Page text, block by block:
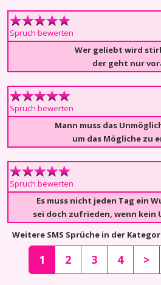
Spruch bewerten
Wer geliebt wird
der geht nur
Spruch bewerten
Mann muss das
um das Mögliche zu
Spruch bewerten
Es muss nicht jeden Tag ein
sei doch zufrieden, wenn kein
Weitere SMS Sprüche in der
1 2 3 4 >